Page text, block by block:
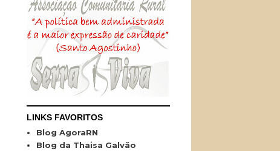
LINKS FAVORITOS
Blog AgoraRN
Blog da Thaisa Galvão